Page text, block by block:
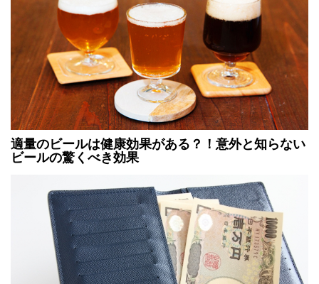
適量のビールは健康効果がある？！意外と知らない
ビールの驚くべき効果